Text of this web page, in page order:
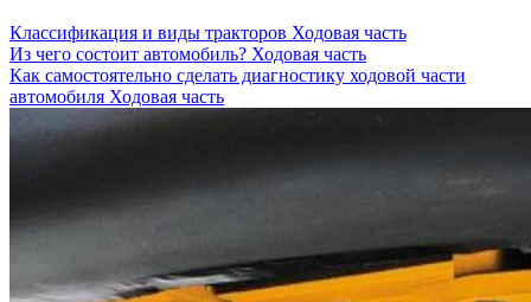
Классификация и виды тракторов Ходовая часть
Из чего состоит автомобиль? Ходовая часть
Как самостоятельно сделать диагностику ходовой части
автомобиля Ходовая часть